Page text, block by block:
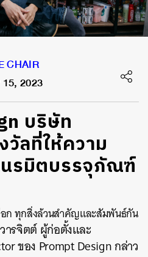
CHAIR
15, 2023
บริษัท
ลที่ให้ความ
รมิตบรรจุภัณฑ์
อก ทุกสิ่งล้วนสำคัญและสัมพันธ์กัน
รจิตต์ ผู้ก่อตั้งและ
ของ Prompt Design กล่าว